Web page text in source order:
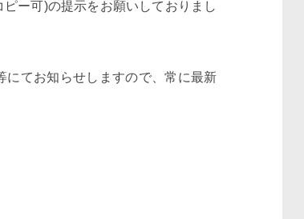
ー可)の提示をお願いしておりまし
にてお知らせしますので、常に最新